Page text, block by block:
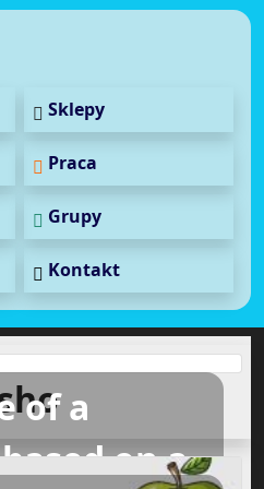
Sklepy
Praca
Grupy
Kontakt
of a
on a